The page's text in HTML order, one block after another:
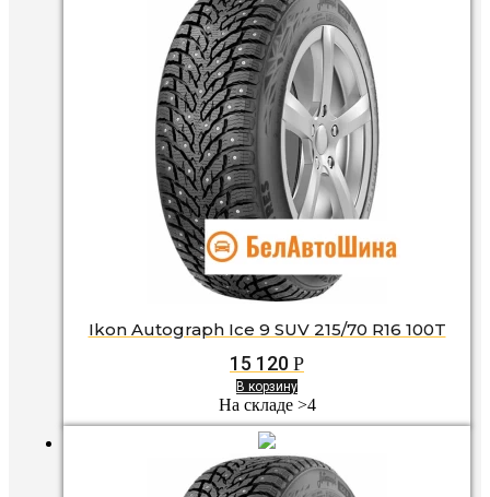
Ikon Autograph Ice 9 SUV 215/70 R16 100T
15 120 Р
В корзину
На складе >4